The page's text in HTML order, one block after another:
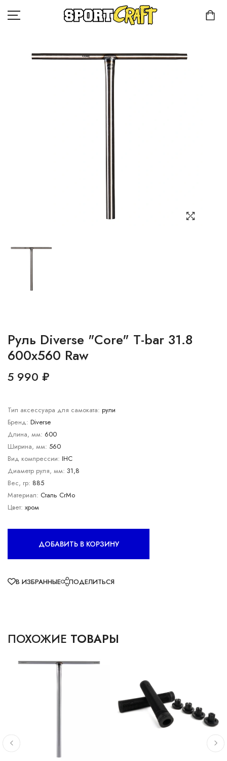
Руль Diverse "Core" T-bar 31.8
600x560 Raw
5 990 ₽
Тип аксессуара для самоката: рули
Бренд: Diverse
Длина, мм: 600
Ширина, мм: 560
Вид компрессии: IHC
Диаметр руля, мм: 31,8
Вес, гр: 885
Материал: Сталь CrMo
Цвет: хром
ДОБАВИТЬ В КОРЗИНУ
В ИЗБРАННЫЕ ПОДЕЛИТЬСЯ
ПОХОЖИЕ ТОВАРЫ